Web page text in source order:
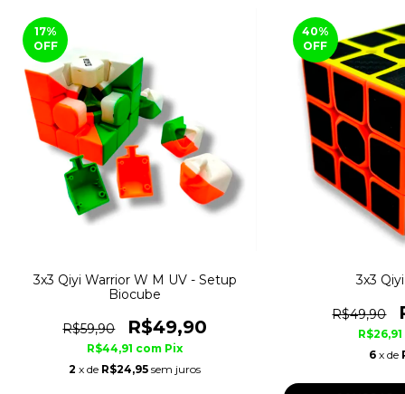
17%
OFF
3x3 Qiyi Warrior W M UV - Setup
Biocube
R$59,90 R$49,90
R$44,91 com Pix
2 x de R$24,95 sem juros
40%
OFF
3x3
R$49,90
R$26,91
6 x de